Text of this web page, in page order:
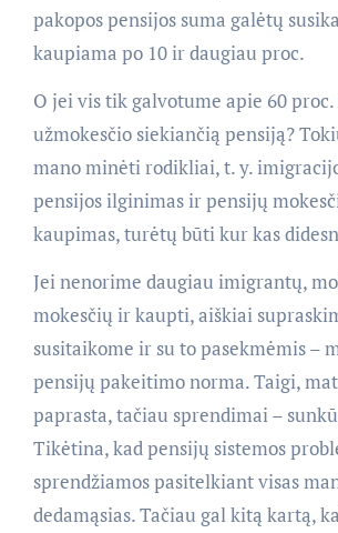
pakopos pensijos suma galėtų
kaupiama po 10 ir daugiau proc.
O jei vis tik galvotume apie 60
užmokesčio siekiančią pensiją?
mano minėti rodikliai, t. y.
pensijos ilginimas ir pensijų
kaupimas, turėtų būti kur kas
Jei nenorime daugiau imigrantų,
mokesčių ir kaupti, aiškiai
susitaikome ir su to pasekmėmis –
pensijų pakeitimo norma. Taigi,
paprasta, tačiau sprendimai –
Tikėtina, kad pensijų sistemos
sprendžiamos pasitelkiant visas
dedamąsias. Tačiau gal kitą kartą,